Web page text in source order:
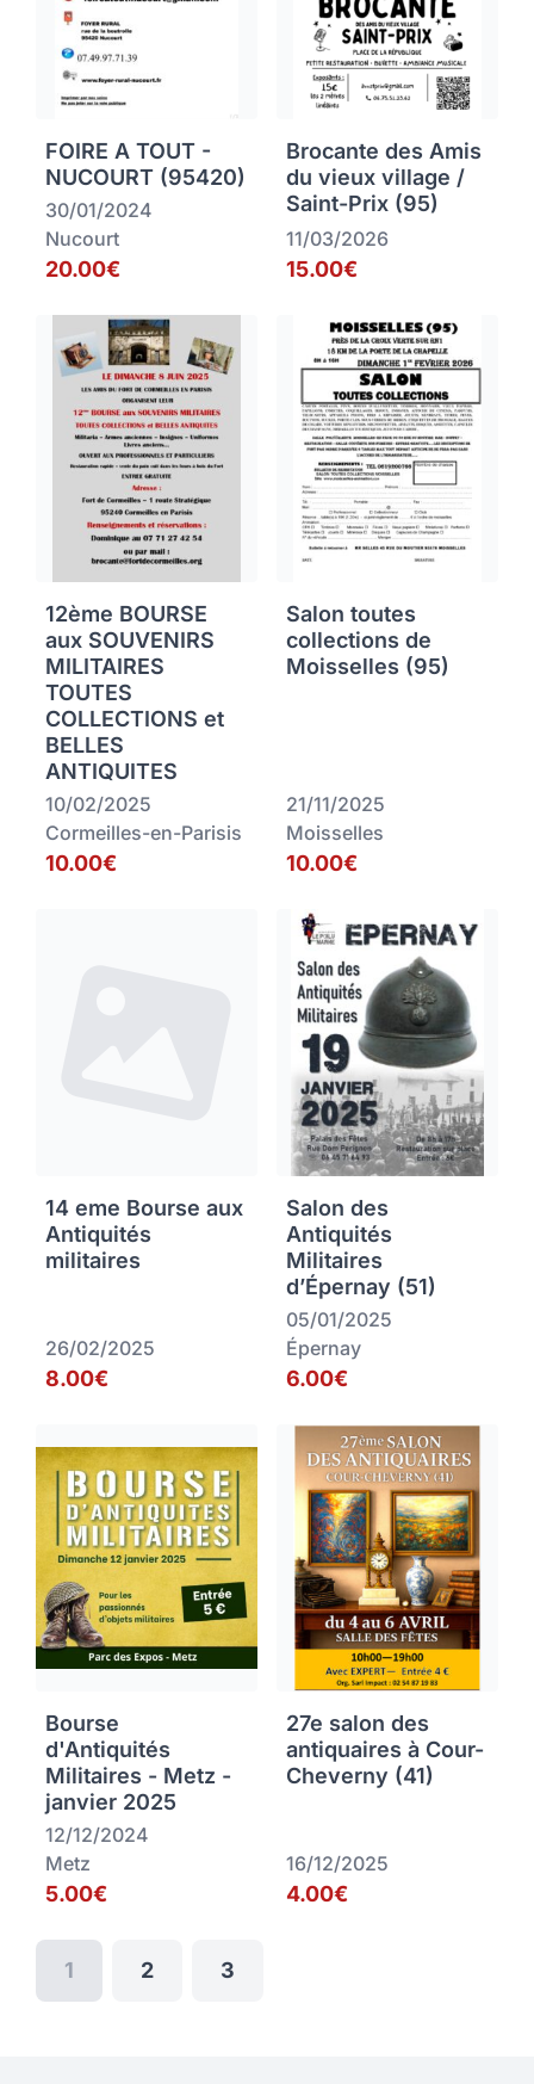
FOIRE A TOUT -
NUCOURT (95420)
30/01/2024
Nucourt
20.00€
Brocante des Amis
du vieux village /
Saint-Prix (95)
11/03/2026
15.00€
12ème BOURSE
aux SOUVENIRS
MILITAIRES
TOUTES
COLLECTIONS et
BELLES
ANTIQUITES
10/02/2025
Cormeilles-en-Parisis
10.00€
Salon toutes
collections de
Moisselles (95)
21/11/2025
Moisselles
10.00€
14 eme Bourse aux
Antiquités
militaires
26/02/2025
8.00€
Salon des
Antiquités
Militaires
d’Épernay (51)
05/01/2025
Épernay
6.00€
Bourse
d'Antiquités
Militaires - Metz -
janvier 2025
12/12/2024
Metz
5.00€
27e salon des
antiquaires à Cour-
Cheverny (41)
16/12/2025
4.00€
1 2 3